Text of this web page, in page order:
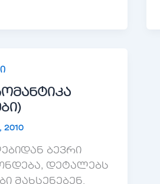
2010
ბევრი
დეტალებს
მახსენებენ.